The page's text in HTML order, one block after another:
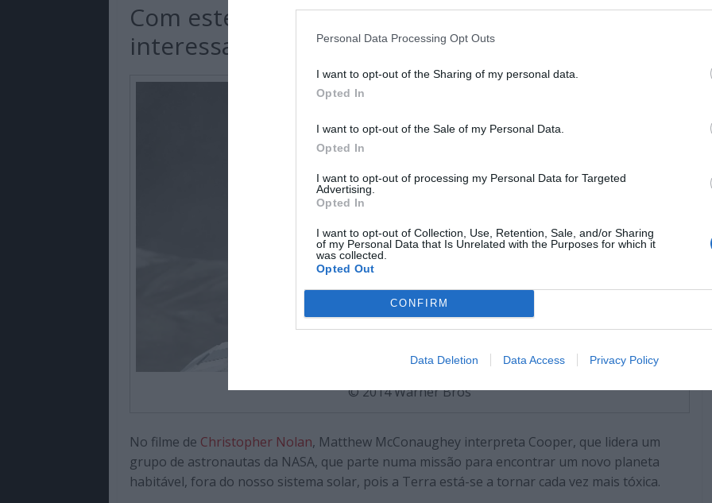
Personal Data Processing Opt Outs
I want to opt-out of the Sharing of my personal data.
Opted In
I want to opt-out of the Sale of my Personal Data.
Opted In
I want to opt-out of processing my Personal Data for Targeted
Advertising.
Opted In
I want to opt-out of Collection, Use, Retention, Sale, and/or Sharing
of my Personal Data that Is Unrelated with the Purposes for which it
was collected.
Opted Out
CONFIRM
Data Deletion Data Access Privacy Policy
Com este relançamento veio uma curiosidade
interessante sobre Interstellar
© 2014 Warner Bros
No filme de Christopher Nolan, Matthew McConaughey interpreta Cooper, que lidera um
grupo de astronautas da NASA, que parte numa missão para encontrar um novo planeta
habitável, fora do nosso sistema solar, pois a Terra está-se a tornar cada vez mais tóxica.